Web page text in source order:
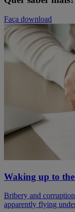
Faça download
Waking up to
Bribery and corruption
apparently flying